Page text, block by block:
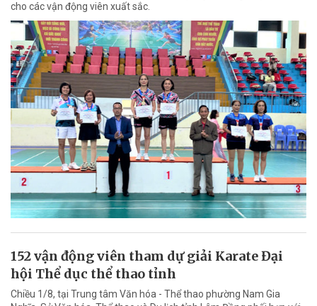
cho các vận động viên xuất sắc.
152 vận động viên tham dự giải Karate Đại
hội Thể dục thể thao tỉnh
Chiều 1/8, tại Trung tâm Văn hóa - Thể thao phường Nam Gia